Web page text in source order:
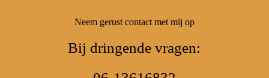
Neem gerust contact met mij op
Bij dringende vragen: